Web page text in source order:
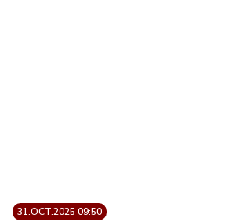
31.OCT.2025 09:50